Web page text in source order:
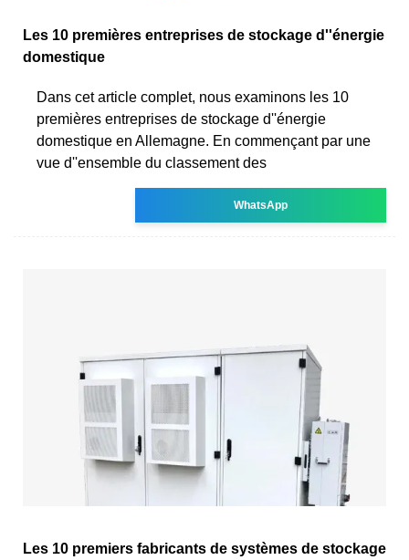
Les 10 premières entreprises de stockage d''énergie
domestique
Dans cet article complet, nous examinons les 10
premières entreprises de stockage d''énergie
domestique en Allemagne. En commençant par une
vue d''ensemble du classement des
WhatsApp
Les 10 premiers fabricants de systèmes de stockage